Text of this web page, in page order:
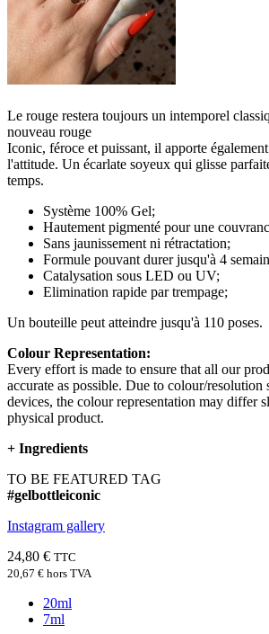
Le rouge restera toujours un intemporel
nouveau rouge
Iconic, féroce et puissant, il apporte
l'attitude. Un écarlate soyeux qui glisse
temps.
Système 100% Gel;
Hautement pigmenté pour une
Sans jaunissement ni rétractation;
Formule pouvant durer jusqu'à 4
Catalysation sous LED ou UV;
Elimination rapide par trempage;
Un bouteille peut atteindre jusqu'à 110 poses.
Colour Representation:
Every effort is made to ensure that all our
accurate as possible. Due to colour/resolution
devices, the colour representation may differ
physical product.
+ Ingredients
TO BE FEATURED TAG
#gelbottleiconic
Instagram gallery
24,80 € TTC
20,67 € hors TVA
20ml
7ml